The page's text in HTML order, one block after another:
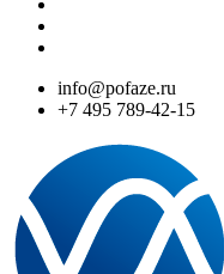
info@pofaze.ru
+7 495 789-42-15